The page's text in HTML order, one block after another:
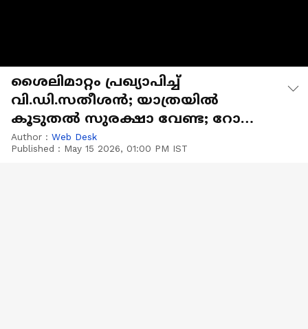
ശൈലിമാറ്റം പ്രഖ്യാപിച്ച്
വി.ഡി.സതീശൻ; യാത്രയിൽ
കൂടുതൽ സുരക്ഷാ വേണ്ട; റോഡ്
ബ്ലോക്ക് ചെയ്യരുത്
Author : Web Desk
Published : May 15 2026, 01:00 PM IST